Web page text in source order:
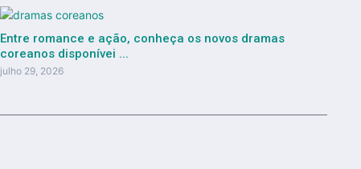
Entre romance e ação, conheça os novos dramas
coreanos disponívei ...
julho 29, 2026